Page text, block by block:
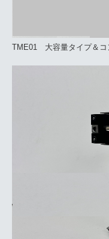
TME01 大容量タイプ＆コ